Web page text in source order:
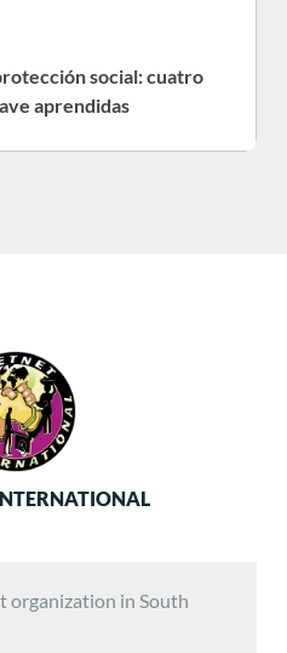
social: cuatro
aprendidas
organization in South